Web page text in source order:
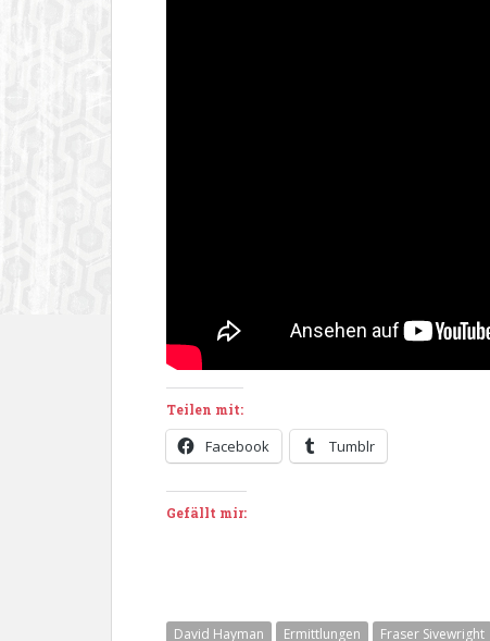
Teilen mit:
Facebook Tumblr
Gefällt mir:
David Hayman Ermittlungen Fraser Sivewright